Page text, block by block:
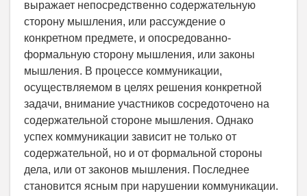
выражает непосредственно содержательную
сторону мышления, или рассуждение о
конкретном предмете, и опосредованно-
формальную сторону мышления, или законы
мышления. В процессе коммуникации,
осуществляемом в целях решения конкретной
задачи, внимание участников сосредоточено на
содержательной стороне мышления. Однако
успех коммуникации зависит не только от
содержательной, но и от формальной стороны
дела, или от законов мышления. Последнее
становится ясным при нарушении коммуникации.